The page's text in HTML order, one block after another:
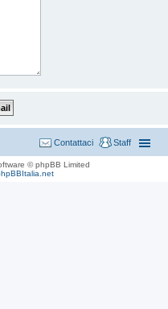
Staff
Contattaci
© phpBB Limited